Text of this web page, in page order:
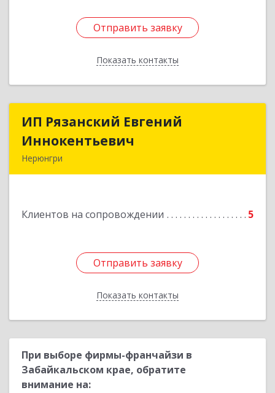
Отправить заявку
Показать контакты
Отправить заявку
Назад
ИП Рязанский Евгений
Иннокентьевич
Нерюнгри
Клиентов на сопровождении 5
Отправить заявку
Показать контакты
ИП Рязанский Евгений
Подробнее
Отправить заявку
Назад
При выборе фирмы-франчайзи в
Забайкальском крае, обратите
внимание на: